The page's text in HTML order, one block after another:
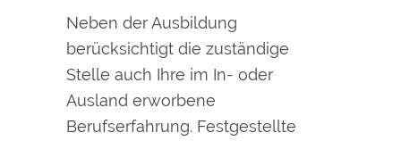
Neben der Ausbildung
berücksichtigt die zuständige
Stelle auch Ihre im In- oder
Ausland erworbene
Berufserfahrung. Festgestellte